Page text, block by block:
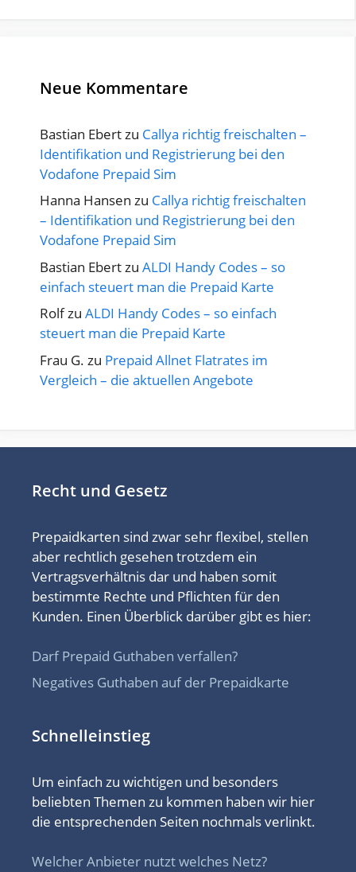
Neue Kommentare
Bastian Ebertzu Callya richtig freischalten –
Identifikation und Registrierung bei den
Vodafone Prepaid Sim
Hanna Hansen zu Callya richtig freischalten
– Identifikation und Registrierung bei den
Vodafone Prepaid Sim
Bastian Ebertzu ALDI Handy Codes – so
einfach steuert man die Prepaid Karte
Rolfzu ALDI Handy Codes – so einfach
steuert man die Prepaid Karte
Frau G. zu Prepaid Allnet Flatrates im
Vergleich – die aktuellen Angebote
Recht und Gesetz
Prepaidkarten sind zwar sehr flexibel, stellen
aber rechtlich gesehen trotzdem ein
Vertragsverhältnis dar und haben somit
bestimmte Rechte und Pflichten für den
Kunden. Einen Überblick darüber gibt es hier:
Darf Prepaid Guthaben verfallen?
Negatives Guthaben auf der Prepaidkarte
Schnelleinstieg
Um einfach zu wichtigen und besonders
beliebten Themen zu kommen haben wir hier
die entsprechenden Seiten nochmals verlinkt.
Welcher Anbieter nutzt welches Netz?